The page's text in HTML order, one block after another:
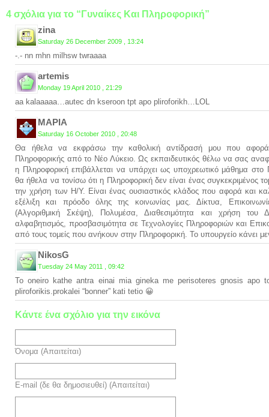
4 σχόλια για το “Γυναίκες Και Πληροφορική”
zina
Saturday 26 December 2009 , 13:24
-.- nn mhn milhsw twraaaa
artemis
Monday 19 April 2010 , 21:29
aa kalaaaaa…autec dn kseroon tpt apo pliroforikh…LOL
ΜΑΡΙΑ
Saturday 16 October 2010 , 20:48
Θα ήθελα να εκφράσω την καθολική αντίδρασή μου που αφορά
Πληροφορικής από το Νέο Λύκειο. Ως εκπαιδευτικός θέλω να σας
η Πληροφορική επιβάλλεται να υπάρχει ως υποχρεωτικό μάθημα στο
θα ήθελα να τονίσω ότι η Πληροφορική δεν είναι ένας συγκεκριμένος
την χρήση των Η/Υ. Είναι ένας ουσιαστικός κλάδος που αφορά και
εξέλιξη και πρόοδο όλης της κοινωνίας μας. Δίκτυα,
(Αλγοριθμική Σκέψη), Πολυμέσα, Διαθεσιμότητα και χρήση του
αλφαβητισμός, προσβασιμότητα σε Τεχνολογίες Πληροφοριών και
από τους τομείς που ανήκουν στην Πληροφορική. To υπουργείο κάνει
NikosG
Tuesday 24 May 2011 , 09:42
To oneiro kathe antra einai mia gineka me perisoteres gnosis apo
pliroforikis.prokalei “bonner” kati tetio 😀
Κάντε ένα σχόλιο για την εικόνα
Όνομα (Απαιτείται)
E-mail (δε θα δημοσιευθεί) (Απαιτείται)